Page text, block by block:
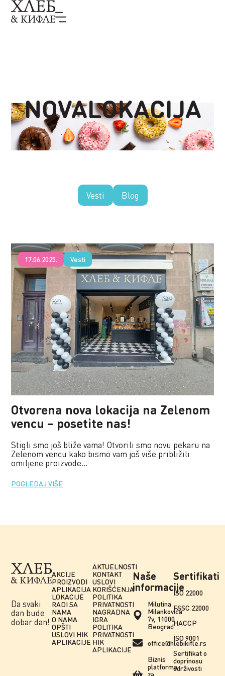
NOVALOKACIJA
Vesti Blog
17.06.2025. Vesti
Otvorena nova lokacija na Zelenom
vencu – posetite nas!
Stigli smo još bliže vama! Otvorili smo novu pekaru na
Zelenom vencu kako bismo vam još više približili
omiljene proizvode...
POGLEDAJ VIŠE
Da svaki
dan bude
dobar dan!
AKCIJE
PROIZVODI
APLIKACIJA
LOKACIJE
RADI SA
NAMA
O NAMA
OPŠTI
USLOVI HIK
APLIKACIJE
AKTUELNOSTI
KONTAKT
USLOVI
KORIŠĆENJA
POLITIKA
PRIVATNOSTI
NAGRADNA
IGRA
POLITIKA
PRIVATNOSTI
HIK
APLIKACIJE
Sertifikati
ISO 22000
FSSC 22000
HACCP
ISO 9001
Sertifikat o
doprinosu
održivosti
Naše
informacije
Milutina
Milankovića
7v, 11000
Beograd
office@hlebikifle.rs
Biznis
platforma
za